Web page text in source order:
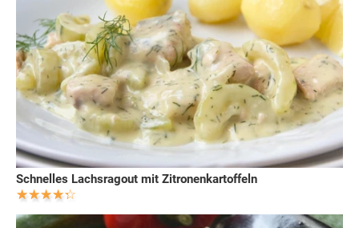
Schnelles Lachsragout mit Zitronenkartoffeln